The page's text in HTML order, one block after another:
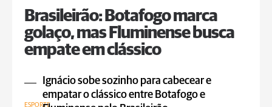
Brasileirão: Botafogo marca
golaço, mas Fluminense busca
empate em clássico
Ignácio sobe sozinho para cabecear e
empatar o clássico entre Botafogo e
ESPORTE